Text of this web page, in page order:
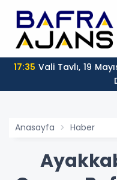
17:30Belediye Meclisi Ağustos Ayı Olağan Toplantısı
Anasayfa Haber